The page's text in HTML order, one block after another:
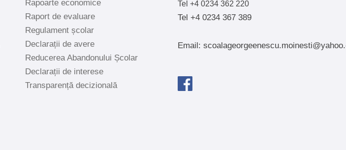
Rapoarte economice
Raport de evaluare
Regulament școlar
Declarații de avere
Reducerea Abandonului Școlar
Declarații de interese
Transparență decizională
Tel +4 0234 362 220
Tel +4 0234 367 389
Email: